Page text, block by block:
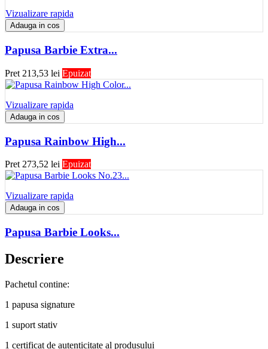
Vizualizare rapida
Adauga in cos
Papusa Barbie Extra...
Pret 213,53 lei Epuizat
Vizualizare rapida
Adauga in cos
Papusa Rainbow High...
Pret 273,52 lei Epuizat
Vizualizare rapida
Adauga in cos
Papusa Barbie Looks...
Descriere
Pachetul contine:
1 papusa signature
1 suport stativ
1 certificat de autenticitate al produsului